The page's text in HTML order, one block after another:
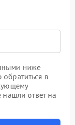
ниже
в
нашли ответ на